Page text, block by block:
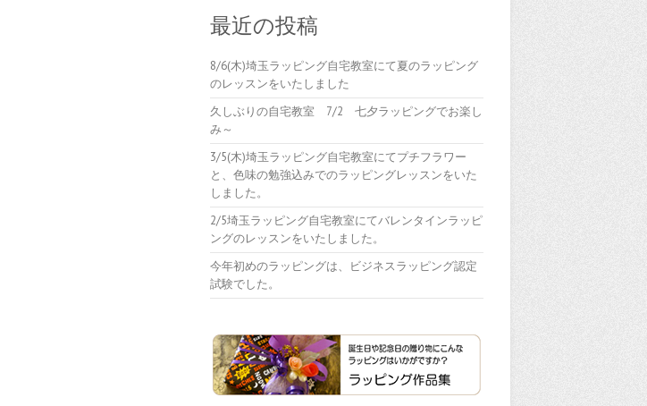
最近の投稿
8/6(木)埼玉ラッピング自宅教室にて夏のラッピング
のレッスンをいたしました
久しぶりの自宅教室 7/2 七夕ラッピングでお楽し
み～
3/5(木)埼玉ラッピング自宅教室にてプチフラワー
と、色味の勉強込みでのラッピングレッスンをいた
しました。
2/5埼玉ラッピング自宅教室にてバレンタインラッピ
ングのレッスンをいたしました。
今年初めのラッピングは、ビジネスラッピング認定
試験でした。